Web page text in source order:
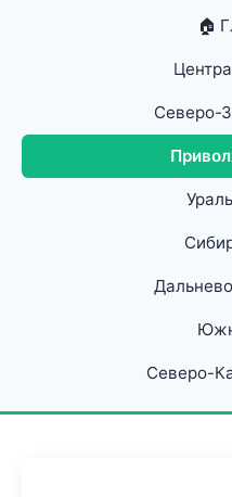
🏠
Северо-
Северо-